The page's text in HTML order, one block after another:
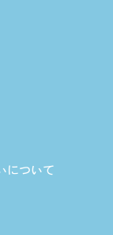
について